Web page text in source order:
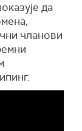
да
чланови